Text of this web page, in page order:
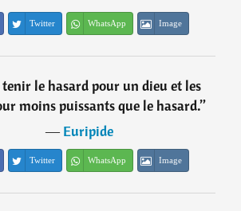
Twitter WhatsApp Image
le hasard pour un dieu et les
moins puissants que le hasard.”
―Euripide
Twitter WhatsApp Image